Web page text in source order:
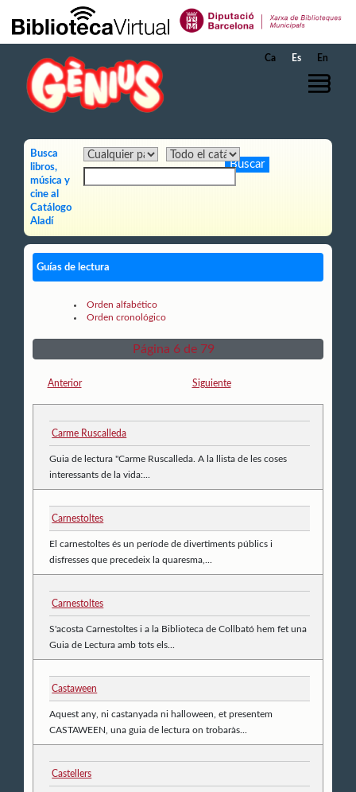
Saltar al contenido principal
Ca Es En
Busca
libros,
música y
cine al
Catálogo
Aladí
Guías de lectura
Orden alfabético
Orden cronológico
Página 6 de 79
Anterior Siguiente
Carme Ruscalleda
Guia de lectura "Carme Ruscalleda. A la llista de les coses
interessants de la vida:...
Carnestoltes
El carnestoltes és un període de divertiments públics i
disfresses que precedeix la quaresma,...
Carnestoltes
S'acosta Carnestoltes i a la Biblioteca de Collbató hem fet una
Guia de Lectura amb tots els...
Castaween
Aquest any, ni castanyada ni halloween, et presentem
CASTAWEEN, una guia de lectura on trobaràs...
Castellers